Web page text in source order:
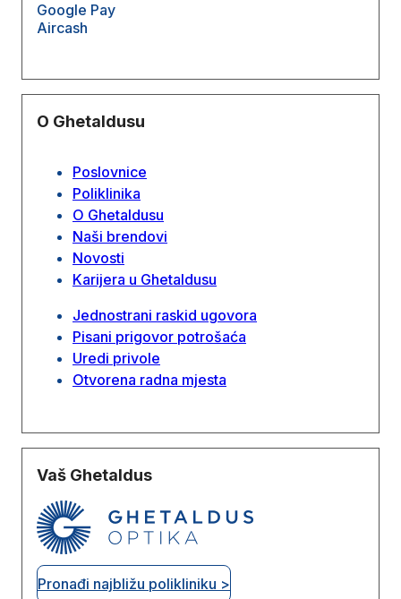
Google Pay
Aircash
O Ghetaldusu
Poslovnice
Poliklinika
O Ghetaldusu
Naši brendovi
Novosti
Karijera u Ghetaldusu
Jednostrani raskid ugovora
Pisani prigovor potrošaća
Uredi privole
Otvorena radna mjesta
Vaš Ghetaldus
Pronađi najbližu polikliniku >